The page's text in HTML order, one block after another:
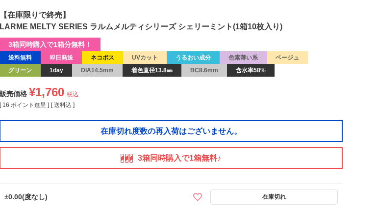
【在庫限りで終売】
LARME MELTY SERIES ラルムメルティシリーズ シェリーミント(1箱10枚入り)
送料無料 即日発送 ネコポス UVカット うるおい成分 色素薄い系
ベージュ
グリーン
1day DIA14.5mm 着色直径13.8㎜ BC8.6mm 含水率58%
3箱同時購入で1箱分無料！
販売価格 ¥1,760 税込
[ 16 ポイント進呈 ] 送料込
在庫切れ度数の再入荷はございません。
3箱同時購入で1箱無料♪
±0.00(度なし)